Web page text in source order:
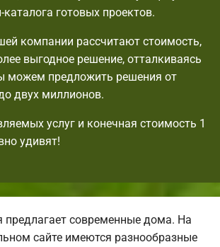
готовых проектов.
компании рассчитают стоимость,
выгодное решение, отталкиваясь
можем предложить решения от
двух миллионов.
услуг и конечная стоимость 1
удивят!
современные дома. На
сайте имеются разнообразные